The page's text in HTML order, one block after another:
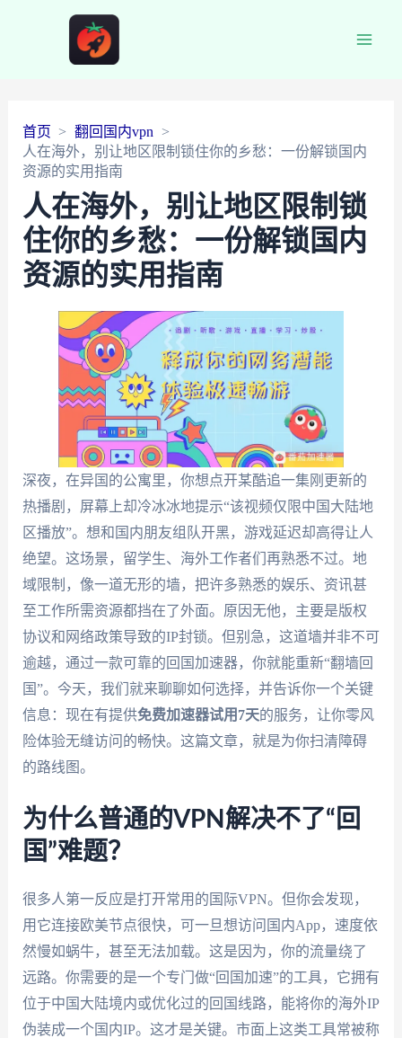
首页
翻回国内vpn
人在海外，别让地区限制锁住你的乡愁：一份解锁国内
资源的实用指南
人在海外，别让地区限制锁
住你的乡愁：一份解锁国内
资源的实用指南
深夜，在异国的公寓里，你想点开某酷追一集刚更新的
热播剧，屏幕上却冷冰冰地提示“该视频仅限中国大陆地
区播放”。想和国内朋友组队开黑，游戏延迟却高得让人
绝望。这场景，留学生、海外工作者们再熟悉不过。地
域限制，像一道无形的墙，把许多熟悉的娱乐、资讯甚
至工作所需资源都挡在了外面。原因无他，主要是版权
协议和网络政策导致的IP封锁。但别急，这道墙并非不可
逾越，通过一款可靠的回国加速器，你就能重新“翻墙回
国”。今天，我们就来聊聊如何选择，并告诉你一个关键
信息：现在有提供免费加速器试用7天的服务，让你零风
险体验无缝访问的畅快。这篇文章，就是为你扫清障碍
的路线图。
为什么普通的VPN解决不了“回
国”难题？
很多人第一反应是打开常用的国际VPN。但你会发现，
用它连接欧美节点很快，可一旦想访问国内App，速度依
然慢如蜗牛，甚至无法加载。这是因为，你的流量绕了
远路。你需要的是一个专门做“回国加速”的工具，它拥有
位于中国大陆境内或优化过的回国线路，能将你的海外IP
伪装成一个国内IP。这才是关键。市面上这类工具常被称